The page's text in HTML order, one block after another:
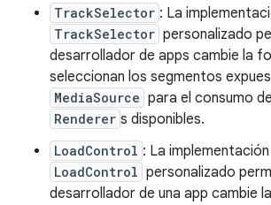
TrackSelector : La
TrackSelector personalizado
desarrollador de apps cambie la
seleccionan los segmentos
MediaSource para el consumo
Renderer s disponibles.
LoadControl : La implementación
LoadControl personalizado
desarrollador de una app cambie